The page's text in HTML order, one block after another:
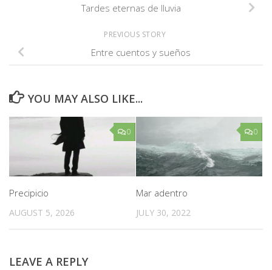
Tardes eternas de lluvia
PREVIOUS STORY
Entre cuentos y sueños
YOU MAY ALSO LIKE...
0
Precipicio
AUGUST 5, 2026
0
Mar adentro
JULY 30, 2022
LEAVE A REPLY